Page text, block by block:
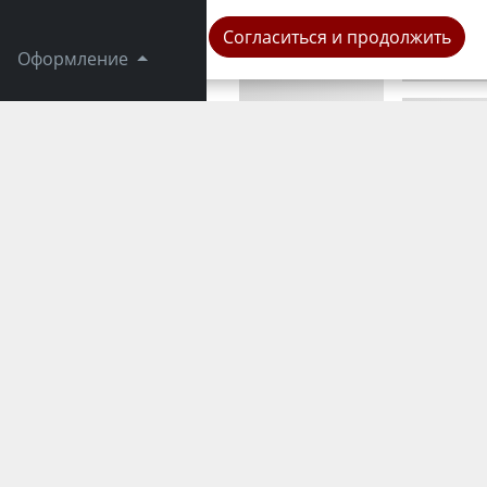
Оформление
Криминал
Согласиться и продолжить